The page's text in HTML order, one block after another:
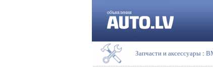
объявления
Запчасти и аксессуары :